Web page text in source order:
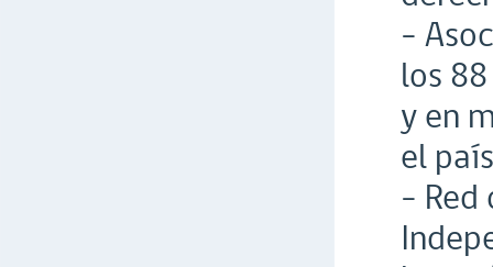
-
los
y en
el
- Red